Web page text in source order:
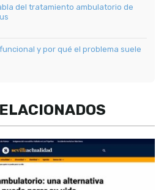
del tratamiento ambulatorio de
y por qué el problema suele